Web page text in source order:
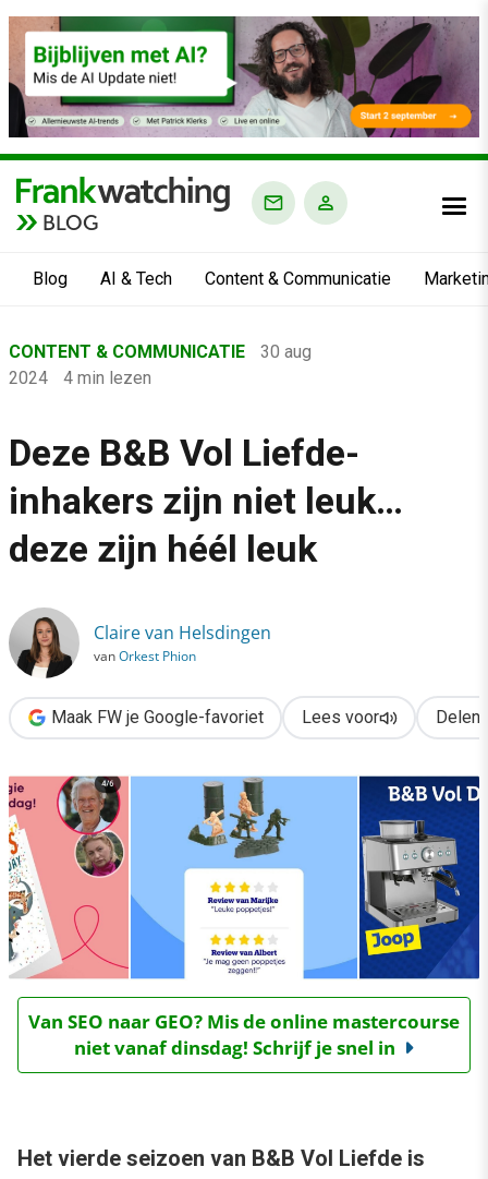
BLOG
Blog AI & Tech Content & Communicatie
›
Content & Communicatie
Deze B&B Vol Liefde-inhakers zijn niet leuk… deze zijn héél
CONTENT & COMMUNICATIE
30 aug
2024
4 min lezen
Deze B&B Vol Liefde-
inhakers zijn niet leuk…
deze zijn héél leuk
Claire van Helsdingen
vanOrkest Phion
Maak FW je Google-favoriet Lees voor Delen
Van SEO naar GEO? Mis de online mastercourse
niet vanaf dinsdag! Schrijf je snel in
Het vierde seizoen van B&B Vol Liefde is